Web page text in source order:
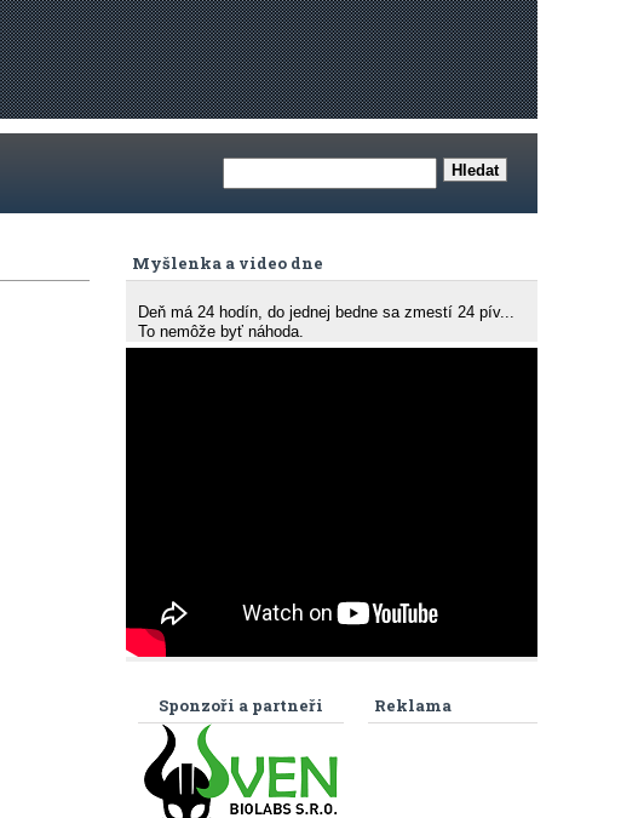
Myšlenka a video dne
Deň má 24 hodín, do jednej bedne sa zmestí 24 pív...
To nemôže byť náhoda.
Reklama
Sponzoři a partneři